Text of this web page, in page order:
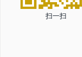
扫一扫